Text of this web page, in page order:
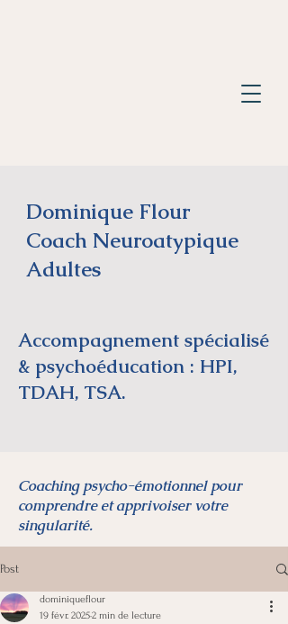
Dominique Flour
Coach Neuroatypique
Adultes
Accompagnement spécialisé
& psychoéducation : HPI,
TDAH, TSA.
Coaching psycho-émotionnel pour
comprendre et apprivoiser votre
singularité.
Post
dominiqueflour
19 févr. 20252 min de lecture